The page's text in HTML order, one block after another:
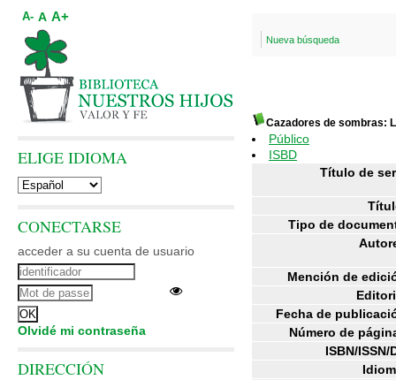
Nueva búsqueda
Cazadores de sombras:
Público
ISBD
Título de
Tipo de
Mención de
Fecha de
Número de
ISBN/ISSN/
A- A A+
ELIGE IDIOMA
CONECTARSE
acceder a su cuenta de usuario
Olvidé mi contraseña
DIRECCIÓN